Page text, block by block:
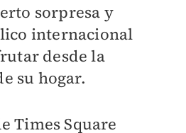
sorpresa y
internacional
desde la
su hogar.
Times Square